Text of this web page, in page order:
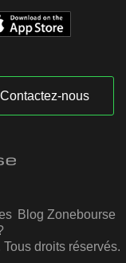
Contactez-nous
Blog Zonebourse
droits réservés.